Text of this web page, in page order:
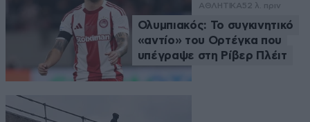
ΑΘΛΗΤΙΚΑ52 λ. πριν
Ολυμπιακός: Το συγκινητικό
«αντίο» του Ορτέγκα που
υπέγραψε στη Ρίβερ Πλέιτ